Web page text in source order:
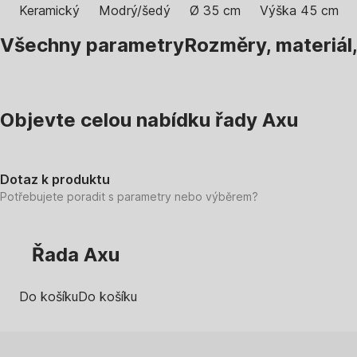
Keramický Modrý/šedý Ø 35 cm Výška 45 cm
Všechny parametryRozměry,
Objevte celou nabídku řady Axu
Dotaz k produktu
Potřebujete poradit s parametry nebo výběrem?
Řada Axu
Do košíkuDo košíku